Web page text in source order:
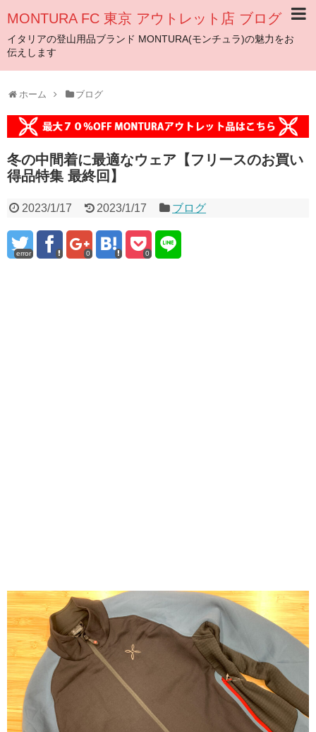
MONTURA FC 東京 アウトレット店 ブログ
イタリアの登山用品ブランド MONTURA(モンチュラ)の魅力をお
伝えします
ホーム ブログ
冬の中間着に最適なウェア【フリースのお買い
得品特集 最終回】
2023/1/17 2023/1/17 ブログ
error 0 0